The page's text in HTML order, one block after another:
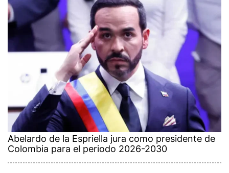
Abelardo de la Espriella jura como presidente de
Colombia para el periodo 2026-2030